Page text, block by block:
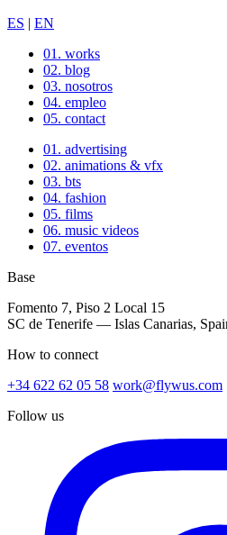
ES | EN
01. works
02. blog
03. nosotros
04. empleo
05. contact
01. advertising
02. animations & vfx
03. bts
04. fashion
05. films
06. music videos
07. eventos
Base
Fomento 7, Piso 2 Local 15
SC de Tenerife — Islas Canarias,
How to connect
+34 622 62 05 58 work@flywus.com
Follow us